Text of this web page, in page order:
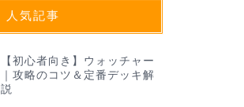
人気記事
【初心者向き】ウォッチャー
｜攻略のコツ＆定番デッキ解
説